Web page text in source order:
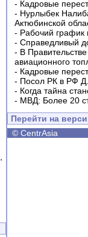
- Кадровые
- Нурлыбек
Актюбинской
- Рабочий график
- Справедливый
- В
авиационного
- Кадровые
- Посол РК в РФ
- Когда тайна
- МВД: Более 20
Перейти на
© CentrAsia